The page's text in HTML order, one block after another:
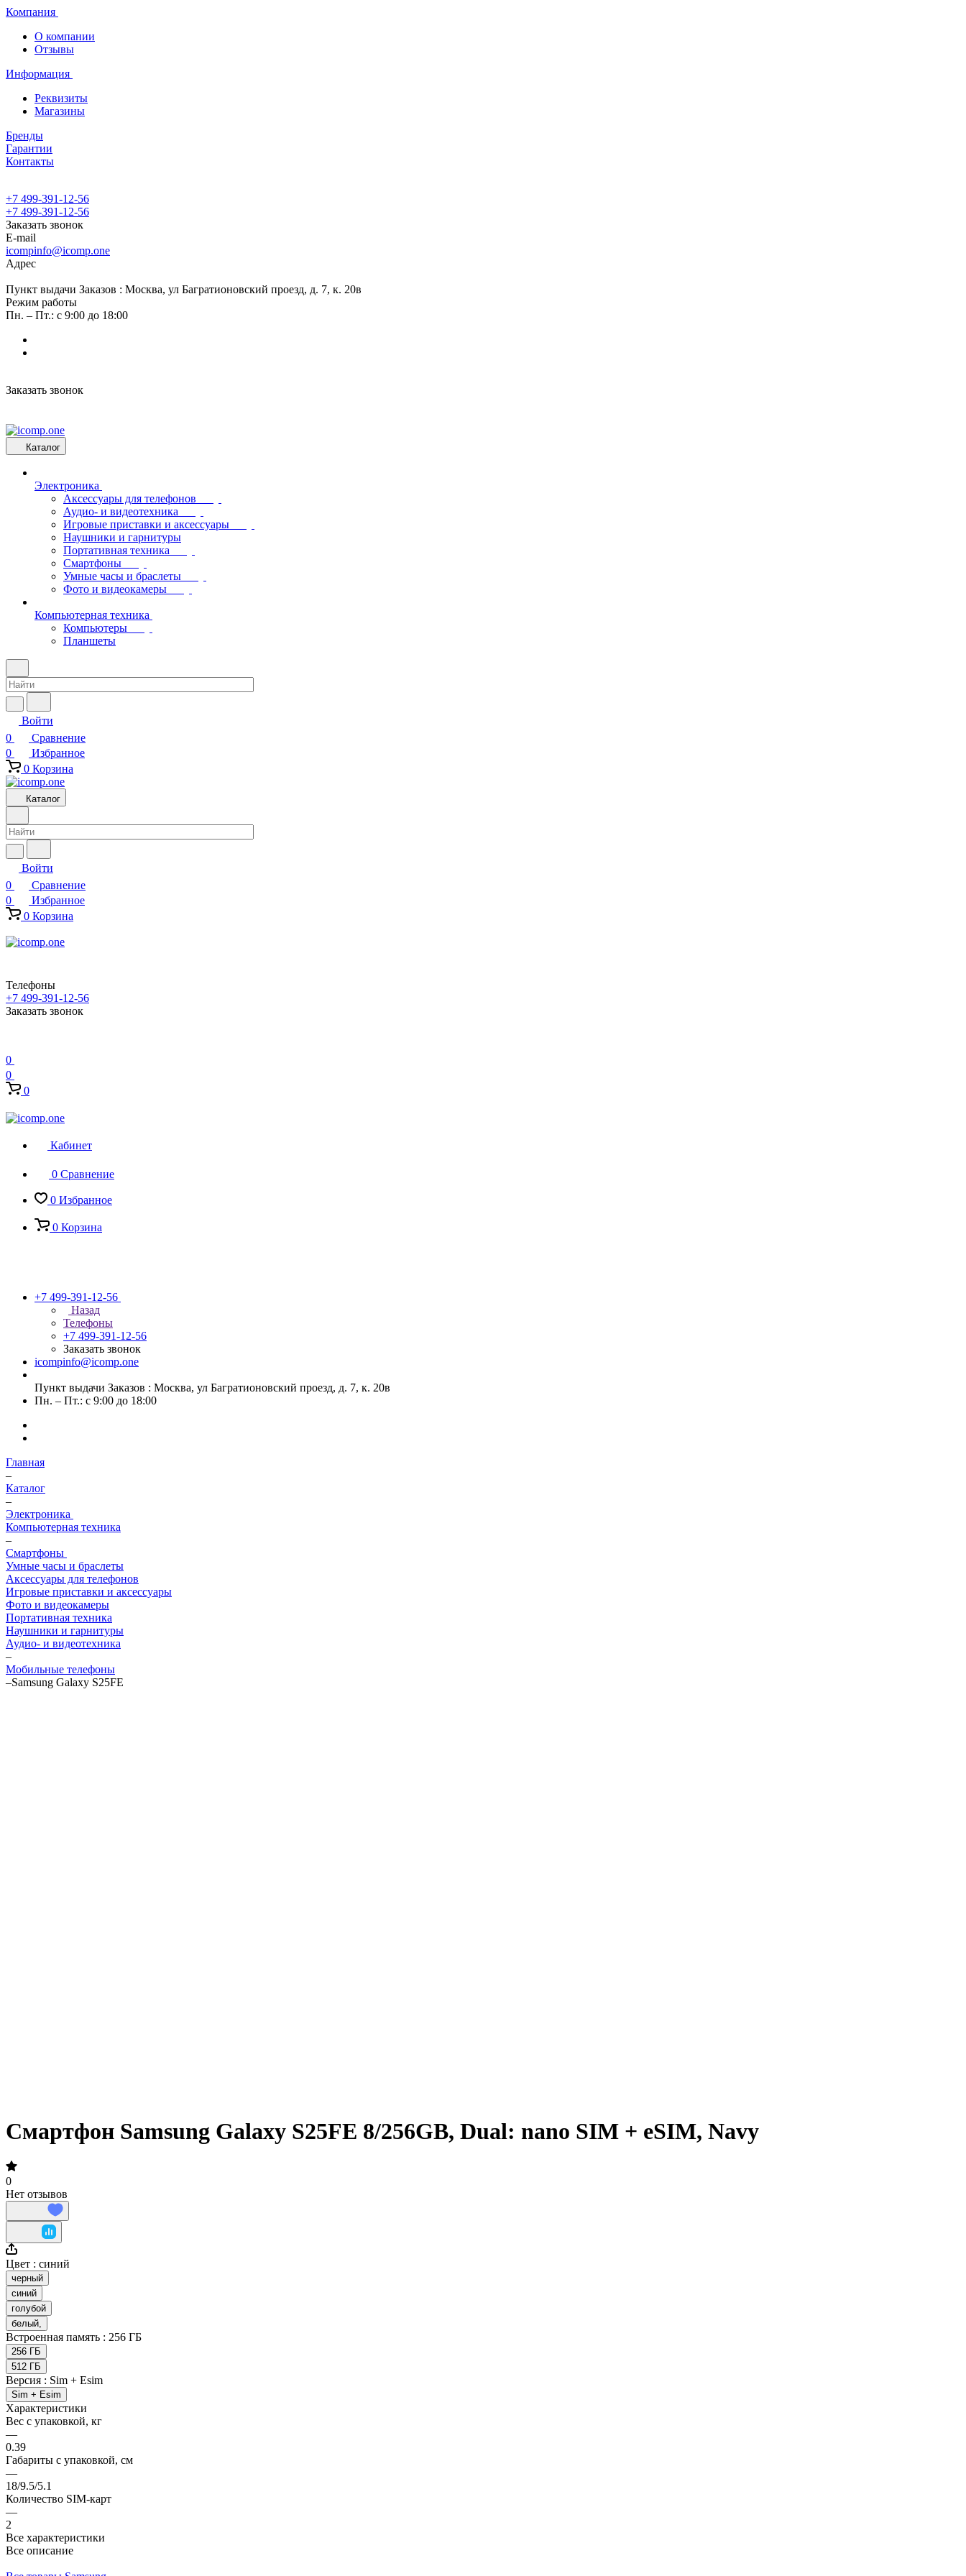
Компания
О компании
Отзывы
Информация
Реквизиты
Магазины
Бренды
Гарантии
Контакты
+7 499-391-12-56
+7 499-391-12-56
Заказать звонок
E-mail
icompinfo@icomp.one
Адрес
Пункт выдачи Заказов : Москва, ул Багратионовский проезд, д. 7, к. 20в
Режим работы
Пн. – Пт.: с 9:00 до 18:00
Заказать звонок
Каталог
Электроника
Аксессуары для телефонов
Аудио- и видеотехника
Игровые приставки и аксессуары
Наушники и гарнитуры
Портативная техника
Смартфоны
Умные часы и браслеты
Фото и видеокамеры
Компьютерная техника
Компьютеры
Планшеты
Войти
0
Сравнение
0
Избранное
0 Корзина
Каталог
Войти
0
Сравнение
0
Избранное
0 Корзина
Телефоны
+7 499-391-12-56
Заказать звонок
0
0
0
Кабинет
0 Сравнение
0 Избранное
0 Корзина
+7 499-391-12-56
Назад
Телефоны
+7 499-391-12-56
Заказать звонок
icompinfo@icomp.one
Пункт выдачи Заказов : Москва, ул Багратионовский проезд, д. 7, к. 20в
Пн. – Пт.: с 9:00 до 18:00
Главная
–
Каталог
–
Электроника
Компьютерная техника
–
Смартфоны
Умные часы и браслеты
Аксессуары для телефонов
Игровые приставки и аксессуары
Фото и видеокамеры
Портативная техника
Наушники и гарнитуры
Аудио- и видеотехника
–
Мобильные телефоны
–Samsung Galaxy S25FE
Смартфон Samsung Galaxy S25FE 8/256GB, Dual: nano SIM + eSIM, Navy
0
Нет отзывов
Цвет : синий
черный
синий
голубой
белый,
Встроенная память : 256 ГБ
256 ГБ
512 ГБ
Версия : Sim + Esim
Sim + Esim
Характеристики
Вес с упаковкой, кг
—
0.39
Габариты с упаковкой, см
—
18/9.5/5.1
Количество SIM-карт
—
2
Все характеристики
Все описание